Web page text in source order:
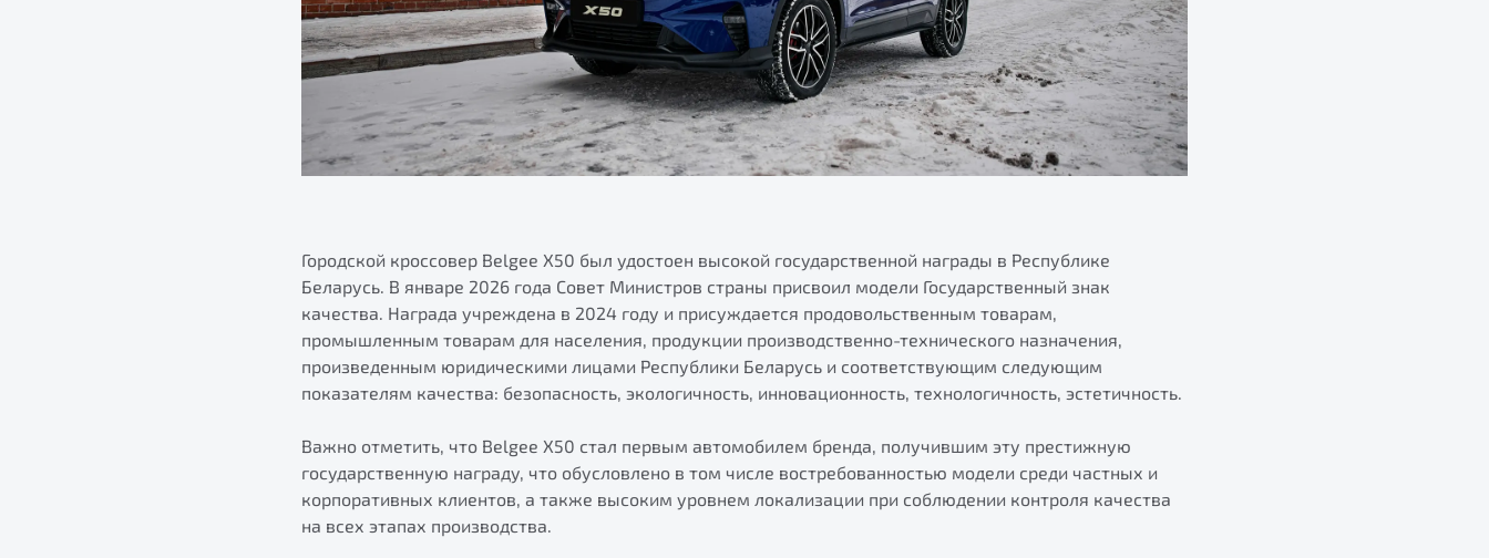
Городской кроссовер Belgee Х50 был удостоен высокой государственной награды в Республике
Беларусь. В январе 2026 года Совет Министров страны присвоил модели Государственный знак
качества. Награда учреждена в 2024 году и присуждается продовольственным товарам,
промышленным товарам для населения, продукции производственно-технического назначения,
произведенным юридическими лицами Республики Беларусь и соответствующим следующим
показателям качества: безопасность, экологичность, инновационность, технологичность, эстетичность.
Важно отметить, что Belgee X50 стал первым автомобилем бренда, получившим эту престижную
государственную награду, что обусловлено в том числе востребованностью модели среди частных и
корпоративных клиентов, а также высоким уровнем локализации при соблюдении контроля качества
на всех этапах производства.